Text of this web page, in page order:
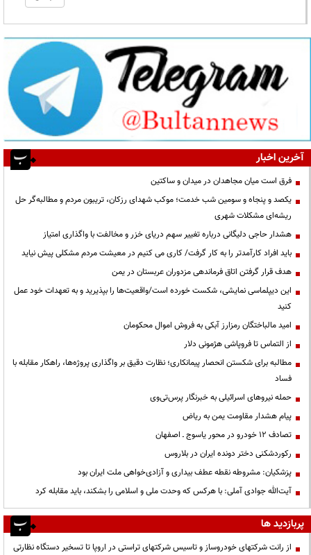
آخرین اخبار
فرق است میان مجاهدان در میدان و ساکتین
یکصد و پنجاه و سومین شب خدمت؛ موکب شهدای رزکان، تریبون مردم و مطالبه‌گر حل
ریشه‌ای مشکلات شهری
هشدار حاجی دلیگانی درباره تغییر سهم دریای خزر و مخالفت با واگذاری امتیاز
باید افراد کارآمدتر را به کار گرفت/ کاری می کنیم در معیشت مردم مشکلی پیش نیاید
هدف قرار گرفتن اتاق‌ فرماندهی مزدوران عربستان در یمن
این دیپلماسی نمایشی، شکست خورده است/واقعیت‌ها را بپذیرید و به تعهدات خود عمل
کنید
امید مالباختگان رمزارز آبکی به فروش اموال محکومان
از التماس تا فروپاشی هژمونی دلار
مطالبه برای شکستن انحصار پیمانکاری؛ نظارت دقیق بر واگذاری پروژه‌ها، راهکار مقابله با
فساد
حمله نیروهای اسرائیلی به خبرنگار پرس‌تی‌وی
پیام هشدار مقاومت یمن به ریاض
تصادف ۱۲ خودرو در محور یاسوج ـ اصفهان
رکوردشکنی دختر دونده ایران در بلاروس
پزشکیان: مشروطه نقطه عطف بیداری و آزادی‌خواهی ملت ایران بود
آیت‌الله جوادی آملی: با هرکس که وحدت ملی و اسلامی را بشکند، باید مقابله کرد
پربازدید ها
از رانت‌ شرکتهای خودروساز و تاسیس شرکتهای تراستی در اروپا تا تسخیر دستگاه نظارتی